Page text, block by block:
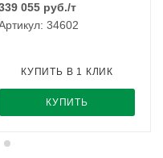
055 руб./т
34602
КУПИТЬ
КУПИТЬ В 1 КЛИК